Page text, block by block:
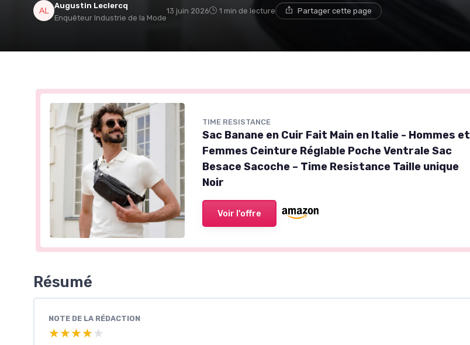
Augustin Leclercq
Enquêteur Industrie de la Mode
13 juin 2026 1 min de lecture Partager cette page
TIME RESISTANCE
Sac Banane en Cuir Fait Main en Italie - Hommes et
Femmes Ceinture Réglable Poche Ventrale Sac
Besace Sacoche – Time Resistance Taille unique
Noir
Voir l'offre
Résumé
NOTE DE LA RÉDACTION
★★★★★
★★★★★